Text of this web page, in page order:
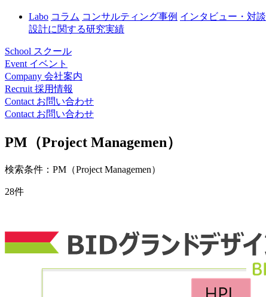
Labo コラム コンサルティング事例 インタビュー・対談
設計に関する研究実績
School スクール
Event イベント
Company 会社案内
Recruit 採用情報
Contact お問い合わせ
Contact お問い合わせ
PM（Project Managemen）
検索条件：PM（Project Managemen）
28件